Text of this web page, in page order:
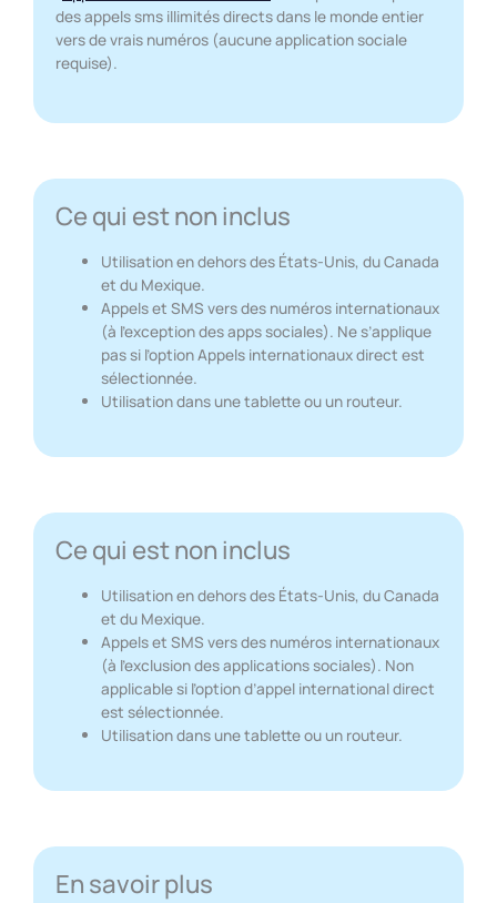
des appels sms illimités directs dans le monde entier
vers de vrais numéros (aucune application sociale
requise).
Ce qui est non inclus
Utilisation en dehors des États-Unis, du Canada
et du Mexique.
Appels et SMS vers des numéros internationaux
(à l’exception des apps sociales). Ne s’applique
pas si l’option Appels internationaux direct est
sélectionnée.
Utilisation dans une tablette ou un routeur.
Ce qui est non inclus
Utilisation en dehors des États-Unis, du Canada
et du Mexique.
Appels et SMS vers des numéros internationaux
(à l’exclusion des applications sociales). Non
applicable si l’option d’appel international direct
est sélectionnée.
Utilisation dans une tablette ou un routeur.
En savoir plus